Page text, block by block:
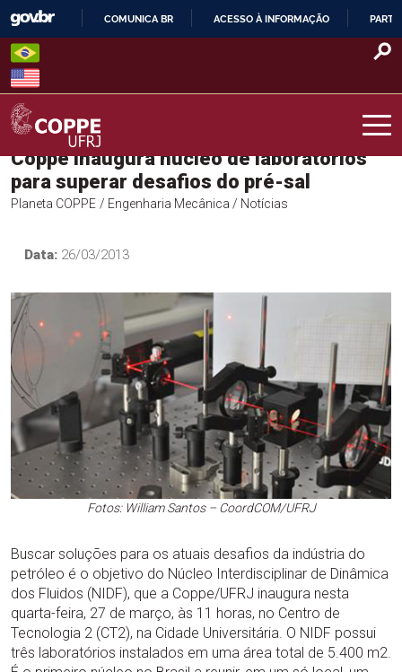
Skip
content
O
COMUNICA BR ACESSO À INFORMAÇÃO
COPPE – UFRJ
Coppe inaugura núcleo de laboratórios
para superar desafios do pré-sal
Planeta COPPE / Engenharia Mecânica / Notícias
Data: 26/03/2013
Fotos: William Santos – CoordCOM/UFRJ
Buscar soluções para os atuais desafios da indústria do
petróleo é o objetivo do Núcleo Interdisciplinar de Dinâmica
dos Fluidos (NIDF), que a Coppe/UFRJ inaugura nesta
quarta-feira, 27 de março, às 11 horas, no Centro de
Tecnologia 2 (CT2), na Cidade Universitária. O NIDF possui
três laboratórios instalados em uma área total de 5.400 m2.